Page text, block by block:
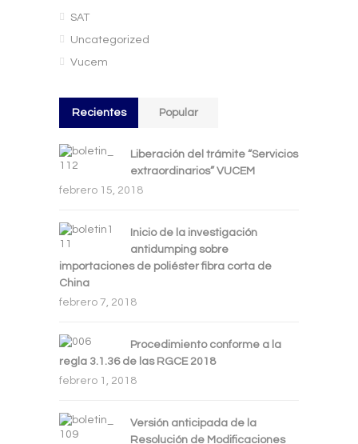
SAT
Uncategorized
Vucem
Recientes Popular
Liberación del trámite “Servicios
extraordinarios” VUCEM
febrero 15, 2018
Inicio de la investigación
antidumping sobre
importaciones de poliéster fibra corta de
China
febrero 7, 2018
Procedimiento conforme a la
regla 3.1.36 de las RGCE 2018
febrero 1, 2018
Versión anticipada de la
Resolución de Modificaciones